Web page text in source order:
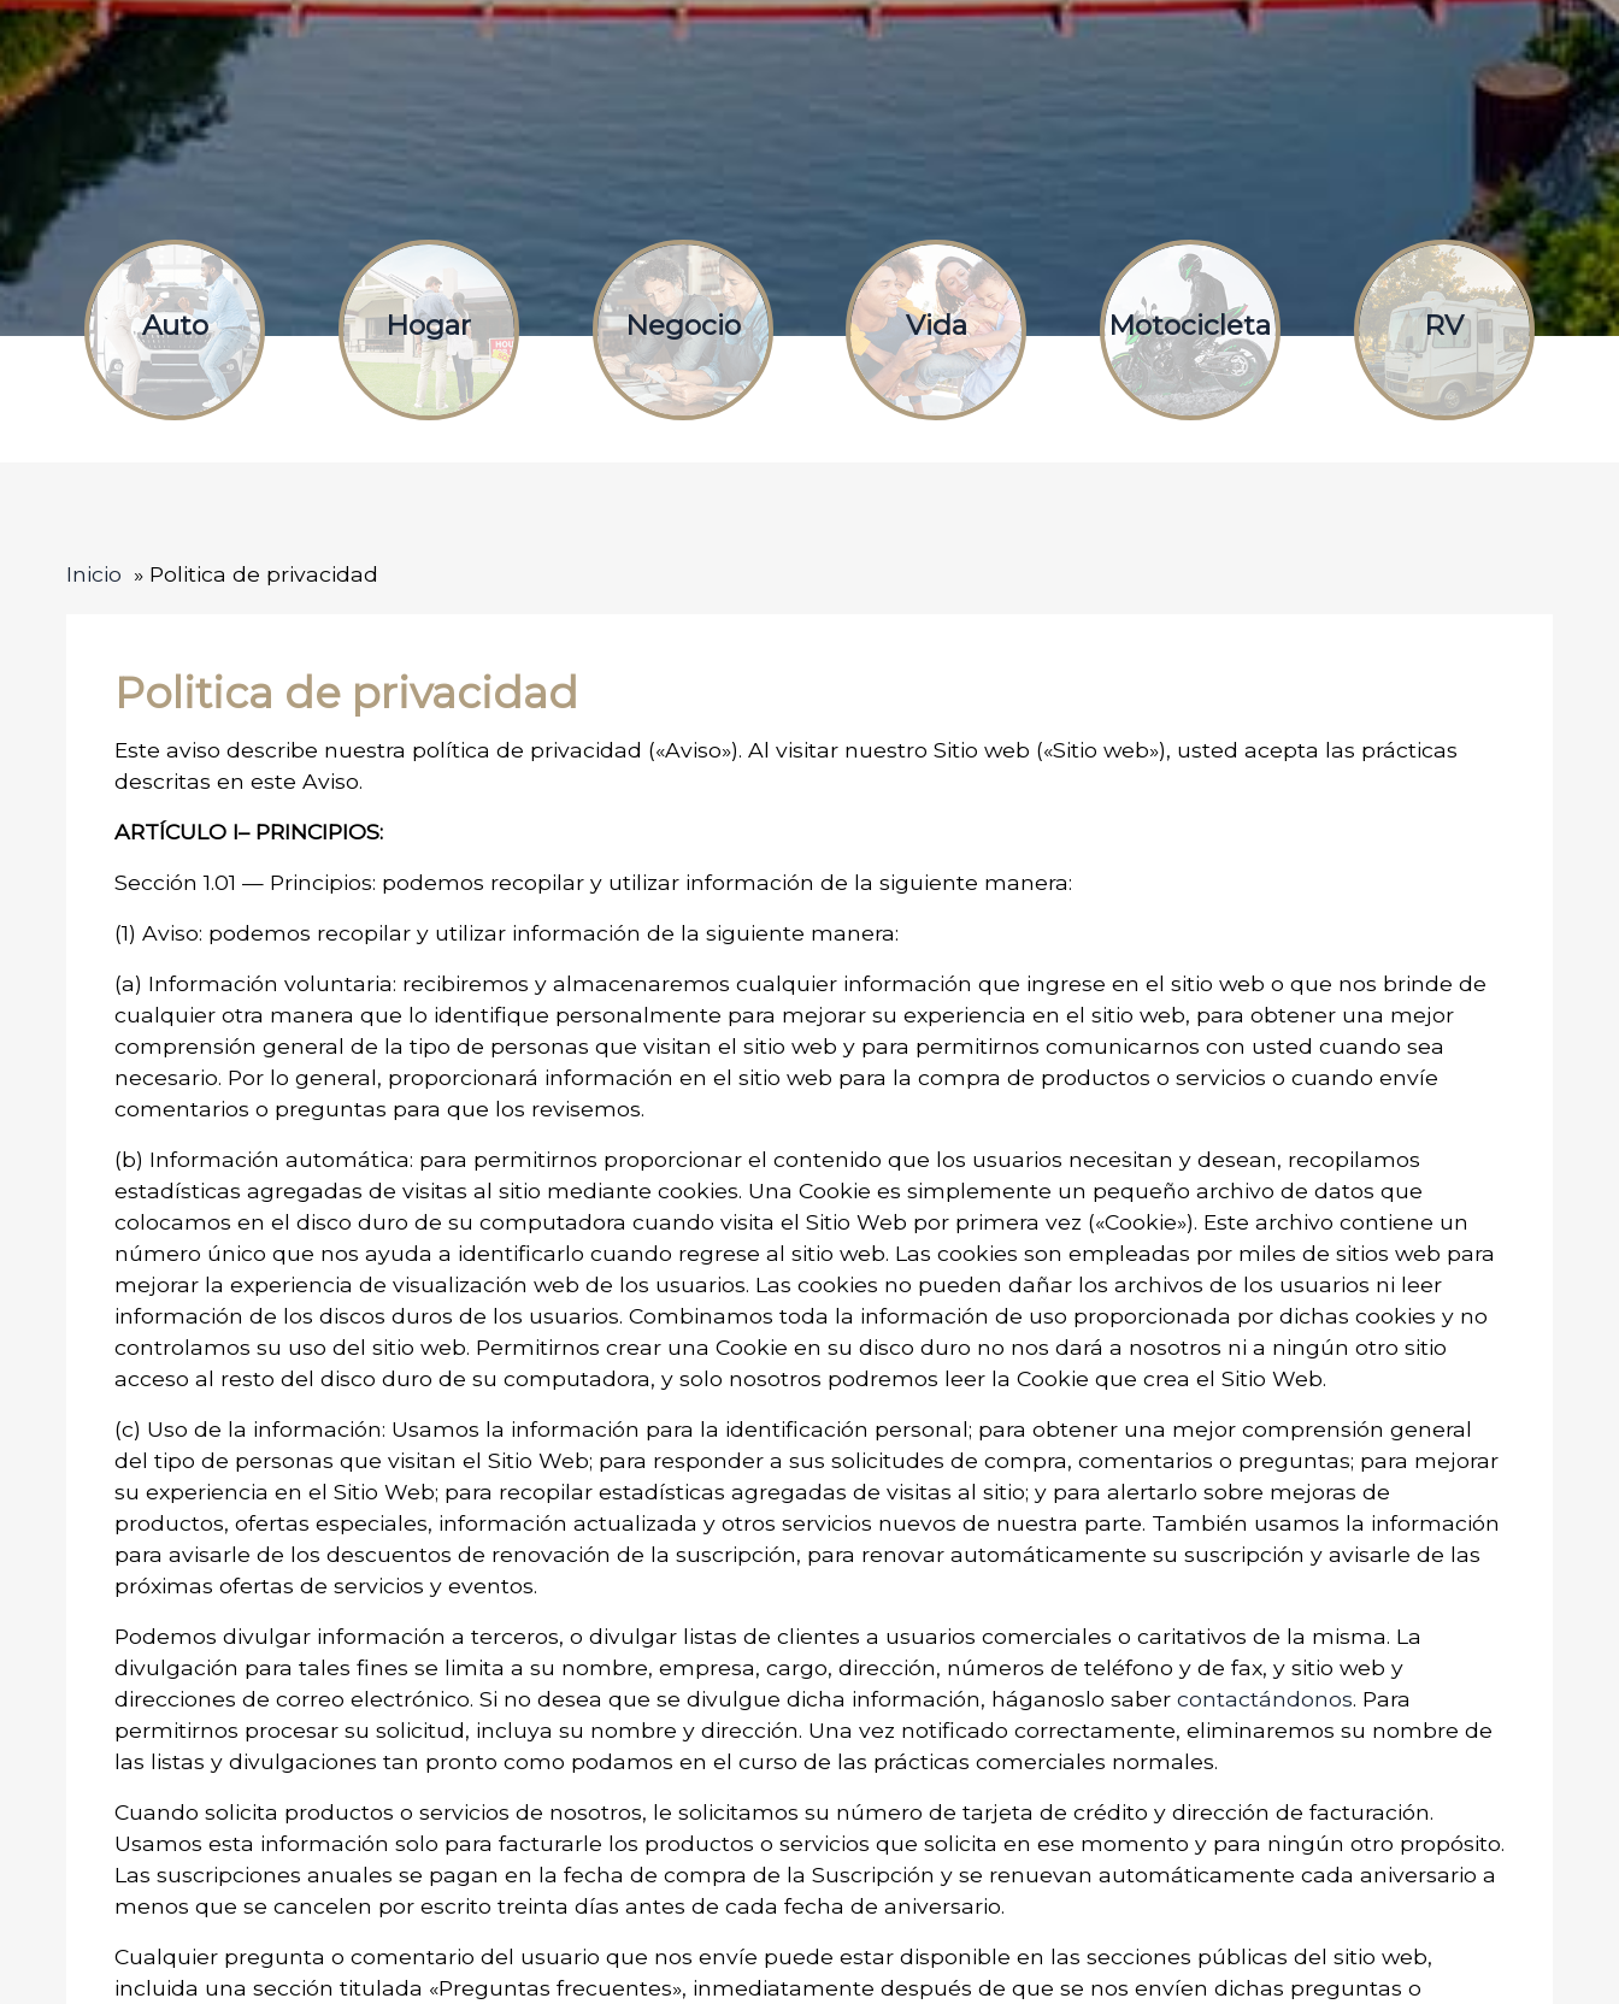
Auto Hogar Negocio Vida Motocicleta RV
Inicio Politica de privacidad
Politica de privacidad
Este aviso describe nuestra política de privacidad («Aviso»). Al visitar nuestro Sitio web («Sitio web»), usted acepta las prácticas
descritas en este Aviso.
ARTÍCULO I– PRINCIPIOS:
Sección 1.01 — Principios: podemos recopilar y utilizar información de la siguiente manera:
(1) Aviso: podemos recopilar y utilizar información de la siguiente manera:
(a) Información voluntaria: recibiremos y almacenaremos cualquier información que ingrese en el sitio web o que nos brinde de
cualquier otra manera que lo identifique personalmente para mejorar su experiencia en el sitio web, para obtener una mejor
comprensión general de la tipo de personas que visitan el sitio web y para permitirnos comunicarnos con usted cuando sea
necesario. Por lo general, proporcionará información en el sitio web para la compra de productos o servicios o cuando envíe
comentarios o preguntas para que los revisemos.
(b) Información automática: para permitirnos proporcionar el contenido que los usuarios necesitan y desean, recopilamos
estadísticas agregadas de visitas al sitio mediante cookies. Una Cookie es simplemente un pequeño archivo de datos que
colocamos en el disco duro de su computadora cuando visita el Sitio Web por primera vez («Cookie»). Este archivo contiene un
número único que nos ayuda a identificarlo cuando regrese al sitio web. Las cookies son empleadas por miles de sitios web para
mejorar la experiencia de visualización web de los usuarios. Las cookies no pueden dañar los archivos de los usuarios ni leer
información de los discos duros de los usuarios. Combinamos toda la información de uso proporcionada por dichas cookies y no
controlamos su uso del sitio web. Permitirnos crear una Cookie en su disco duro no nos dará a nosotros ni a ningún otro sitio
acceso al resto del disco duro de su computadora, y solo nosotros podremos leer la Cookie que crea el Sitio Web.
(c) Uso de la información: Usamos la información para la identificación personal; para obtener una mejor comprensión general
del tipo de personas que visitan el Sitio Web; para responder a sus solicitudes de compra, comentarios o preguntas; para mejorar
su experiencia en el Sitio Web; para recopilar estadísticas agregadas de visitas al sitio; y para alertarlo sobre mejoras de
productos, ofertas especiales, información actualizada y otros servicios nuevos de nuestra parte. También usamos la información
para avisarle de los descuentos de renovación de la suscripción, para renovar automáticamente su suscripción y avisarle de las
próximas ofertas de servicios y eventos.
Podemos divulgar información a terceros, o divulgar listas de clientes a usuarios comerciales o caritativos de la misma. La
divulgación para tales fines se limita a su nombre, empresa, cargo, dirección, números de teléfono y de fax, y sitio web y
direcciones de correo electrónico. Si no desea que se divulgue dicha información, háganoslo saber contactándonos. Para
permitirnos procesar su solicitud, incluya su nombre y dirección. Una vez notificado correctamente, eliminaremos su nombre de
las listas y divulgaciones tan pronto como podamos en el curso de las prácticas comerciales normales.
Cuando solicita productos o servicios de nosotros, le solicitamos su número de tarjeta de crédito y dirección de facturación.
Usamos esta información solo para facturarle los productos o servicios que solicita en ese momento y para ningún otro propósito.
Las suscripciones anuales se pagan en la fecha de compra de la Suscripción y se renuevan automáticamente cada aniversario a
menos que se cancelen por escrito treinta días antes de cada fecha de aniversario.
Cualquier pregunta o comentario del usuario que nos envíe puede estar disponible en las secciones públicas del sitio web,
incluida una sección titulada «Preguntas frecuentes», inmediatamente después de que se nos envíen dichas preguntas o